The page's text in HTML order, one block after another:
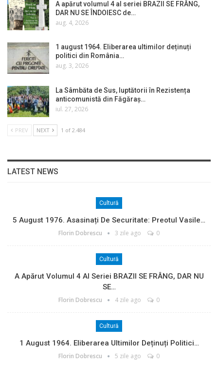
A apărut volumul 4 al seriei BRAZII SE FRÂNG,
DAR NU SE ÎNDOIESC de…
aug. 4, 2026
1 august 1964. Eliberarea ultimilor deținuți
politici din România…
aug. 3, 2026
La Sâmbăta de Sus, luptătorii în Rezistența
anticomunistă din Făgăraș…
iul. 27, 2026
PREV NEXT 1 of 2.484
LATEST NEWS
Cultură
5 August 1976. Asasinați De Securitate: Preotul Vasile…
Florin Dobrescu 3 zile ago 0
Cultură
A Apărut Volumul 4 Al Seriei BRAZII SE FRÂNG, DAR NU
SE…
Florin Dobrescu 4 zile ago 0
Cultură
1 August 1964. Eliberarea Ultimilor Deținuți Politici…
Florin Dobrescu 5 zile ago 0